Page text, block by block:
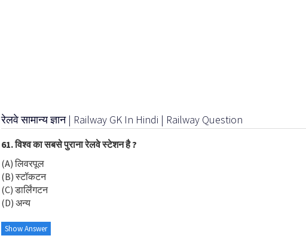
रेलवे सामान्य ज्ञान | Railway GK In Hindi | Railway Question
61. विश्व का सबसे पुराना रेलवे स्टेशन है ?
(A) लिवरपूल
(B) स्टॉकटन
(C) डार्लिंगटन
(D) अन्य
Show Answer